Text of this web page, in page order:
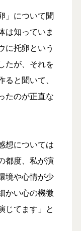
」について聞
は知っていま
に托卵という
たが、それを
と聞いて、
たのが正直な
想については
都度、私が演
境や心情が少
かい心の機微
じてます」と